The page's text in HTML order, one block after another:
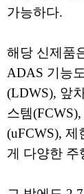
가능하다.
해당 신제품
ADAS 기능
(LDWS), 앞
스템
(uFCWS), 제
게 다양한 주